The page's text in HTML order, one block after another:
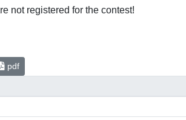
not registered for the contest!
pdf